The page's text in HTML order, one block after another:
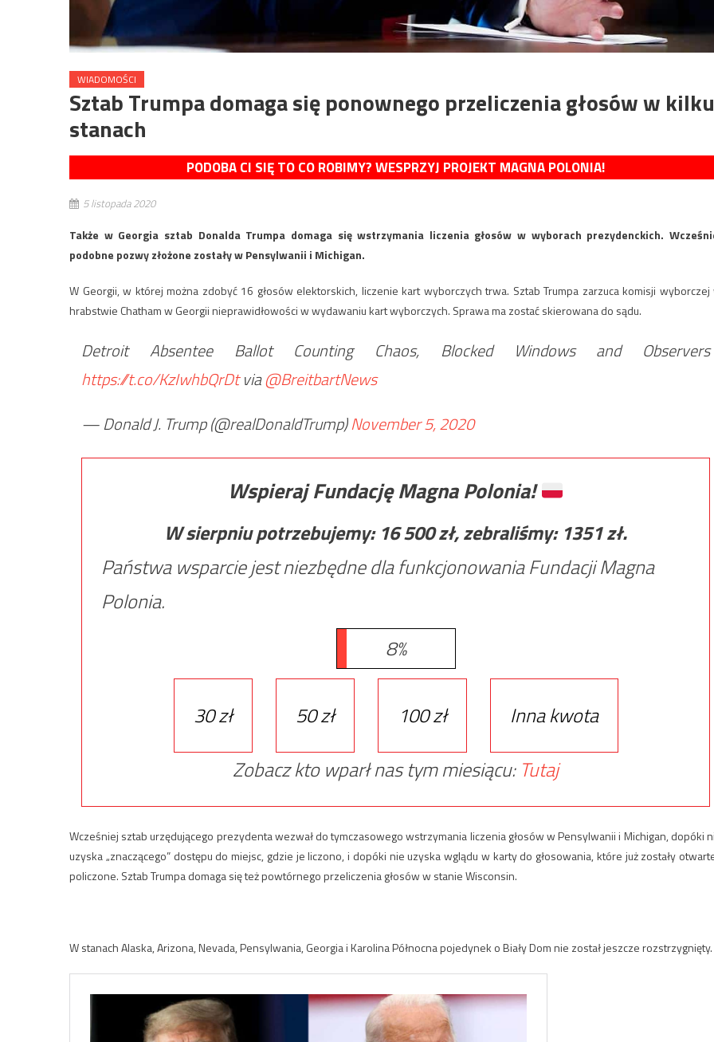
WIADOMOŚCI
Sztab Trumpa domaga się ponownego przeliczenia głosów w kilku
stanach
PODOBA CI SIĘ TO CO ROBIMY? WESPRZYJ PROJEKT MAGNA POLONIA!
5 listopada 2020
Także w Georgia sztab Donalda Trumpa domaga się wstrzymania liczenia głosów w wyborach prezydenckich.
podobne pozwy złożone zostały w Pensylwanii i Michigan.
W Georgii, w której można zdobyć 16 głosów elektorskich, liczenie kart wyborczych trwa. Sztab Trumpa zarzuca komisji wyborczej
hrabstwie Chatham w Georgii nieprawidłowości w wydawaniu kart wyborczych. Sprawa ma zostać skierowana do sądu.
Detroit Absentee Ballot Counting Chaos, Blocked Windows and Observers
https://t.co/KzIwhbQrDtvia@BreitbartNews
— Donald J. Trump (@realDonaldTrump)November 5, 2020
Wspieraj Fundację Magna Polonia!
W sierpniu potrzebujemy: 16 500zł, zebraliśmy: 1351zł.
Państwa wsparcie jest niezbędne dla funkcjonowania Fundacji Magna
Polonia.
8%
30 zł 50 zł 100 zł
Inna kwota
Zobacz kto wparł nas tym miesiącu: Tutaj
Wcześniej sztab urzędującego prezydenta wezwał do tymczasowego wstrzymania liczenia głosów w Pensylwanii i Michigan, dopóki
uzyska „znaczącego” dostępu do miejsc, gdzie je liczono, i dopóki nie uzyska wglądu w karty do głosowania, które już zostały
policzone. Sztab Trumpa domaga się też powtórnego przeliczenia głosów w stanie Wisconsin.
W stanach Alaska, Arizona, Nevada, Pensylwania, Georgia i Karolina Północna pojedynek o Biały Dom nie został jeszcze rozstrzygnięty.